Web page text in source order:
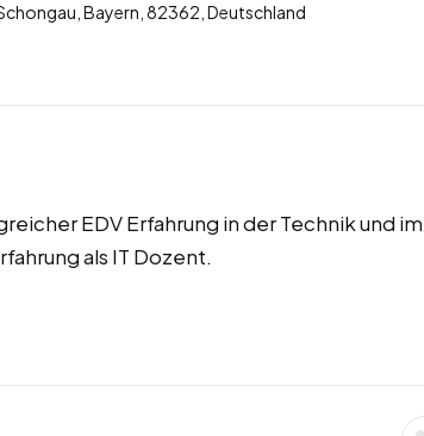
Bayern, 82362, Deutschland
EDV Erfahrung in der Technik und im
als IT Dozent.